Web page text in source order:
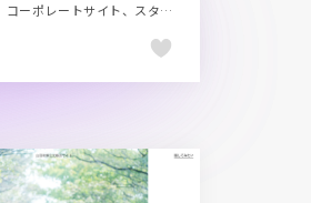
イエロー系、コーポレートサイト、スタイリッシュ、タイポグラフィー、デザイン・アート・音楽・文芸、ブラック系